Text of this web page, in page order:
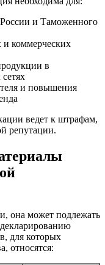
и Таможенного
и коммерческих
в
и повышения
ведет к штрафам,
репутации.
она может подлежать
для которых
относятся: